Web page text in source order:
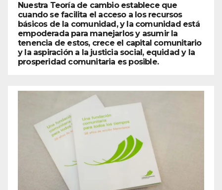
Nuestra Teoría de cambio establece que
cuando se facilita el acceso a los recursos
básicos de la comunidad, y la comunidad está
empoderada para manejarlos y asumir la
tenencia de estos, crece el capital comunitario
y la aspiración a la justicia social, equidad y la
prosperidad comunitaria es posible.